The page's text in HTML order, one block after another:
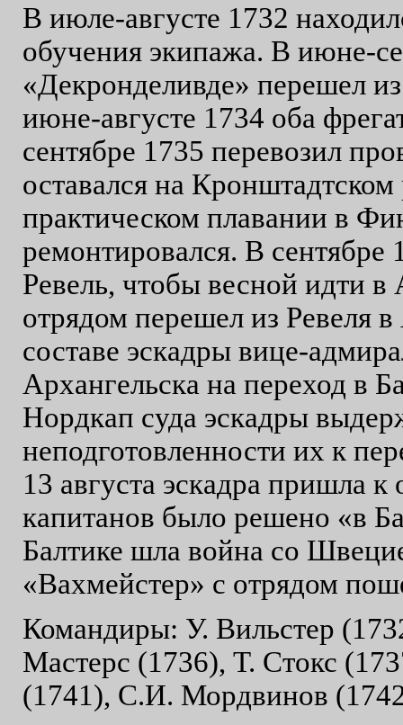
В июле-августе 1732
обучения экипажа. В июне-
«Декронделивде» перешел
июне-августе 1734 оба
сентябре 1735 перевозил
оставался на
практическом плавании в
ремонтировался. В
Ревель, чтобы весной идти
отрядом перешел из Ревеля
составе эскадры вице-
Архангельска на переход в
Нордкап суда эскадры
неподготовленности их к
13 августа эскадра пришла
капитанов было решено «в
Балтике шла война со
«Вахмейстер» с отрядом
Командиры: У. Вильстер
Мастерс (1736), Т. Стокс
(1741), С.И. Мордвинов